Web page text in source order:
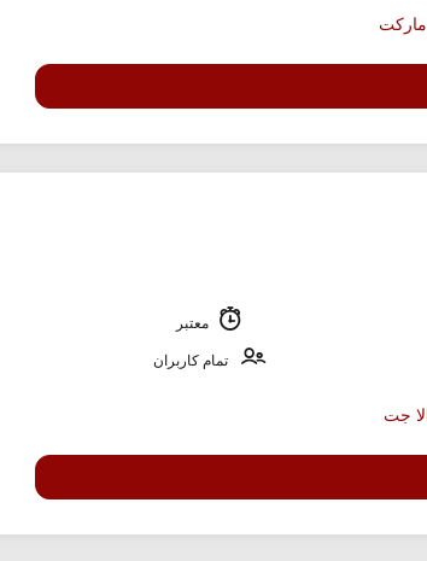
معتبر
تمام کاربران